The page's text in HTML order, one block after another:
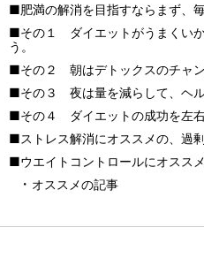
■肥満の解消を目指すならまず、
■その１ ダイエットがうまくいか
う。
■その２ 朝はデトックスのチャン
■その３ 夜は量を減らして、ヘル
■その４ ダイエットの成功を左右
■ストレス解消にオススメの、過
■ウエイトコントロールにオスス
オススメの記事